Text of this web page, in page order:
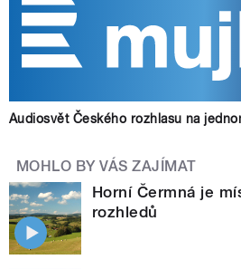
Audiosvět Českého rozhlasu na
MOHLO BY VÁS ZAJÍMAT
Horní Čermná je
rozhledů